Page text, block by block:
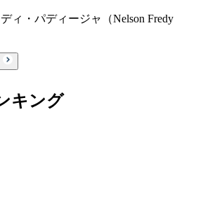
ィ・パディージャ（Nelson Fredy
キング